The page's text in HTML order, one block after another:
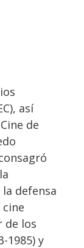
así
de
defensa
de los
1985) y